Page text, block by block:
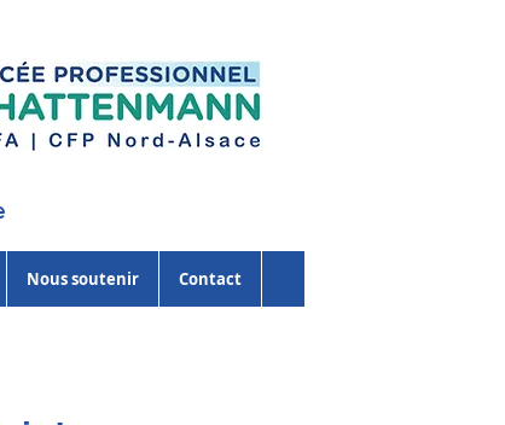
Nous soutenir Contact